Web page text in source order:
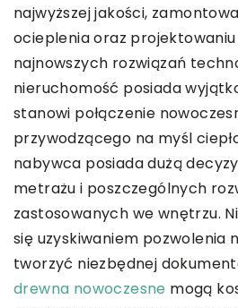
najwyższej jakości,
ocieplenia oraz
najnowszych rozwiązań
nieruchomość posiada
stanowi połączenie
przywodzącego na myśl
nabywca posiada dużą
metrażu i poszczególnych
zastosowanych we wnętrzu.
się uzyskiwaniem pozwolenia
tworzyć niezbędnej
drewna nowoczesne mogą